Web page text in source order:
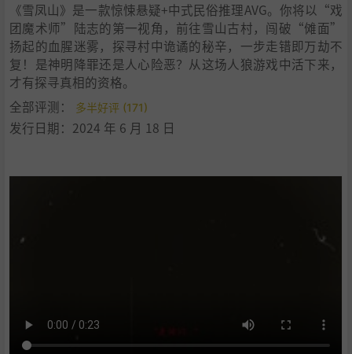
《雪凤山》是一款惊悚悬疑+中式民俗推理AVG。你将以“戏
团魔术师”陆志的第一视角，前往雪山古村，闯破“傩面”
扬起的血腥迷雾，探寻村中诡谲的秘辛，一步走错即万劫不
复！是神明降罪还是人心险恶？从这场人狼游戏中活下来，
才有探寻真相的资格。
全部评测：
多半好评 (171)
发行日期：2024 年 6 月 18 日